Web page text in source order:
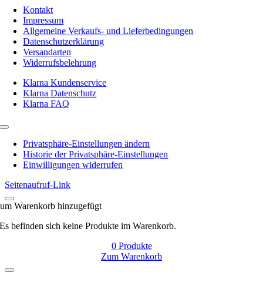
Kontakt
Impressum
Allgemeine Verkaufs- und Lieferbedingungen
Datenschutzerklärung
Versandarten
Widerrufsbelehrung
Klarna Kundenservice
Klarna Datenschutz
Klarna FAQ
Toggle
NavigationPrivatsphäre-Einstellungen ändern
Historie der Privatsphäre-Einstellungen
Einwilligungen widerrufen
Seitenaufruf-Link
Warenkorb hinzugefügt
Es befinden sich keine Produkte im Warenkorb.
0Produkte
Zum Warenkorb